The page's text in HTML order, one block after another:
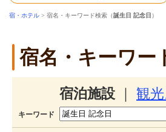
宿・ホテル > 宿名・キーワード検索（誕生日 記念日 ）
宿名・キーワー
宿泊施設 観
キーワード